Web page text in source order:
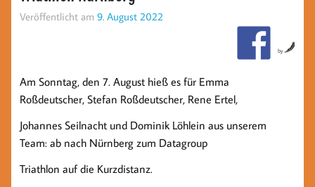
Veröffentlicht am 9. August 2022
by
Am Sonntag, den 7. August hieß es für Emma
Roßdeutscher, Stefan Roßdeutscher, Rene Ertel,
Johannes Seilnacht und Dominik Löhlein aus unserem
Team: ab nach Nürnberg zum Datagroup
Triathlon auf die Kurzdistanz.